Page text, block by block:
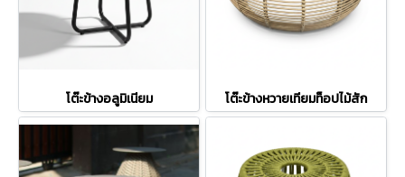
โต๊ะข้างอลูมิเนียม โต๊ะข้างหวายเทียมท็อปไม้สัก